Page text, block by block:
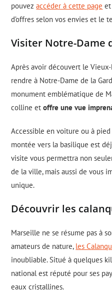
pouvezaccéder à cette page
d’offres selon vos envies et le
Visiter Notre-Dame
Après avoir découvert le
rendre à Notre-Dame de la
monument emblématique de
colline etoffre une vue
Accessible en voiture ou à
montée vers la basilique est
visite vous permettra non
de la ville, mais aussi de vous
unique.
Découvrir les
Marseille ne se résume pas à
amateurs de nature, les
inoubliable. Situé à quelques
national est réputé pour ses
eaux cristallines.